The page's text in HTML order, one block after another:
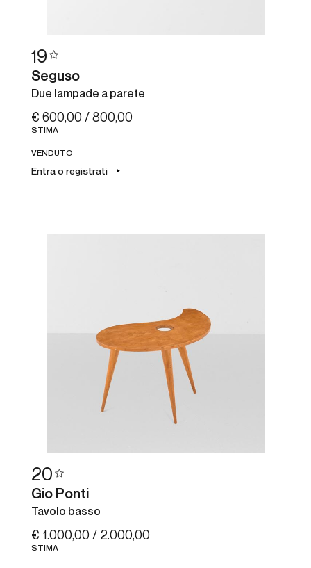
19
Seguso
Due lampade a parete
€ 600,00 / 800,00
STIMA
VENDUTO
Entra o registrati
20
Gio Ponti
Tavolo basso
€ 1.000,00 / 2.000,00
STIMA